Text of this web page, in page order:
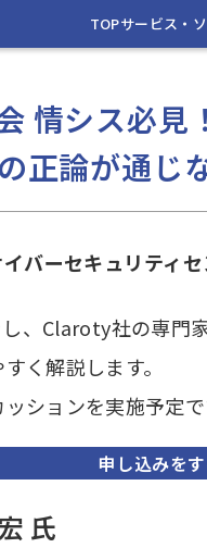
TOPサービス・
情シス必見！
正論が通じ
バーセキュリティ
、Claroty社の専門
く解説します。
ションを実施予定で
申し込みを
氏